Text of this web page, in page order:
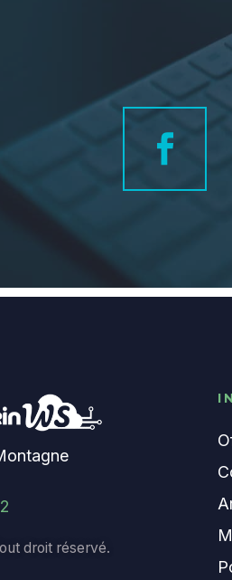
droit réservé.